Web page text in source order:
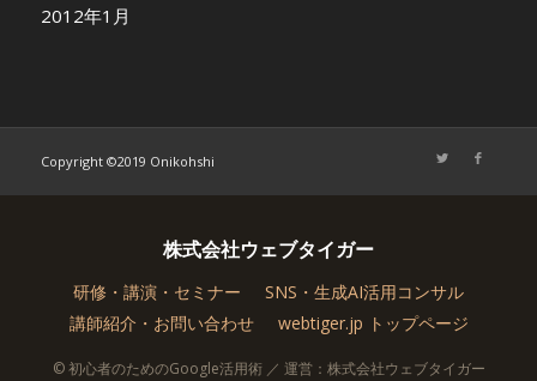
2012年1月
Copyright ©2019 Onikohshi
株式会社ウェブタイガー
研修・講演・セミナー
SNS・生成AI活用コンサル
講師紹介・お問い合わせ
webtiger.jp トップページ
© 初心者のためのGoogle活用術 ／ 運営：株式会社ウェブタイガー